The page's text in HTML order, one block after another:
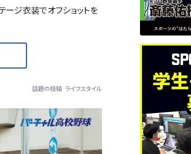
ージ衣装でオフショットを
話題の投稿 ライフスタイル